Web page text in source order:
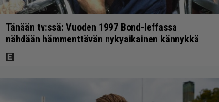
Tänään tv:ssä: Vuoden 1997 Bond-leffassa
nähdään hämmenttävän nykyaikainen kännykkä